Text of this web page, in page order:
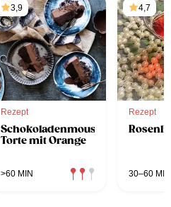
3,9
Rezept
Schokoladenmousse-
Torte mit Orange
>60 MIN
4,7
Rezept
30–60 MIN